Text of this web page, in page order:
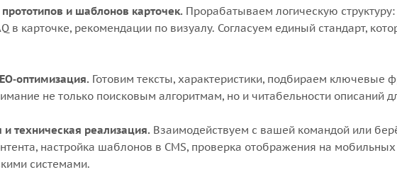
прототипов и шаблонов карточек. Прорабатываем логическую
в карточке, рекомендации по визуалу. Согласуем единый стандарт,
Готовим тексты, характеристики, подбираем ключевые
не только поисковым алгоритмам, но и читабельности описаний
и техническая реализация. Взаимодействуем с вашей командой или
настройка шаблонов в CMS, проверка отображения на
системами.